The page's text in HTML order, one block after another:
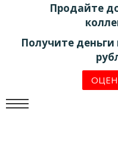
Продайте
Получите